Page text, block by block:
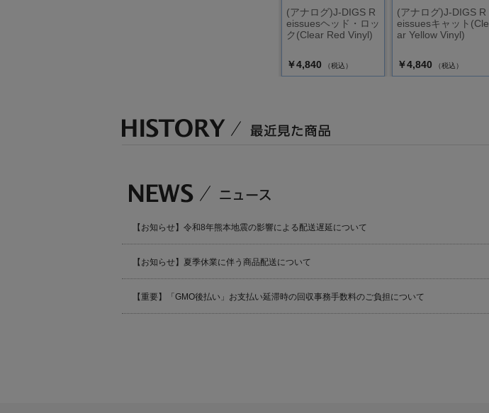
(アナログ)J-DIGS R
eissuesヘッド・ロッ
ク(Clear Red Vinyl)
￥4,840 （税込）
(アナログ)J-DIGS R
eissuesキャット(Cle
ar Yellow Vinyl)
￥4,840 （税込）
【お知らせ】令和8年熊本地震の影響による配送遅延について
【お知らせ】夏季休業に伴う商品配送について
【重要】「GMO後払い」お支払い延滞時の回収事務手数料のご負担について